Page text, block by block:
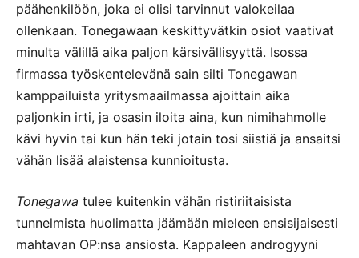
päähenkilöön, joka ei olisi tarvinnut valokeilaa
ollenkaan. Tonegawaan keskittyvätkin osiot vaativat
minulta välillä aika paljon kärsivällisyyttä. Isossa
firmassa työskentelevänä sain silti Tonegawan
kamppailuista yritysmaailmassa ajoittain aika
paljonkin irti, ja osasin iloita aina, kun nimihahmolle
kävi hyvin tai kun hän teki jotain tosi siistiä ja ansaitsi
vähän lisää alaistensa kunnioitusta.
Tonegawa tulee kuitenkin vähän ristiriitaisista
tunnelmista huolimatta jäämään mieleen ensisijaisesti
mahtavan OP:nsa ansiosta. Kappaleen androgyyni